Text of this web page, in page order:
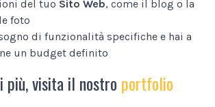
del tuo Sito Web, come il blog o la
foto
di funzionalità specifiche e hai a
un budget definito
più, visita il nostro portfolio